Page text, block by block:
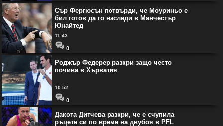
Сър Фергюсън потвърди, че Моуриньо е
бил готов да го наследи в Манчестър
Юнайтед
11:43
0
Роджър Федерер разкри защо често
почива в Хърватия
10:52
0
Дакота Дитчева разкри, че е счупила
ръцете си по време на двубоя в PFL